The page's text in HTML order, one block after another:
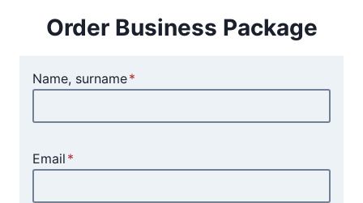
Order Business Package
Name, surname*
Email *